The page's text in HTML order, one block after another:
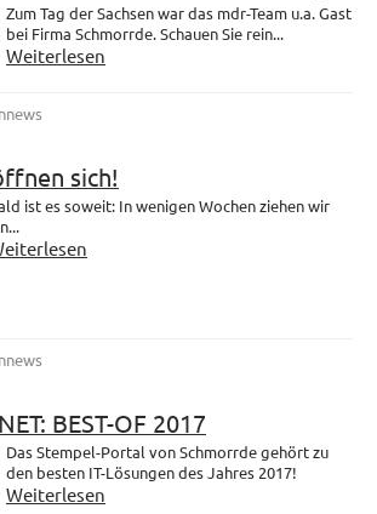
Zum Tag der Sachsen war das mdr-Team u.a. Gast
bei Firma Schmorrde. Schauen Sie rein...
Weiterlesen
sich!
ist es soweit: In wenigen Wochen ziehen wir
BEST-OF 2017
Das Stempel-Portal von Schmorrde gehört zu
den besten IT-Lösungen des Jahres 2017!
Weiterlesen